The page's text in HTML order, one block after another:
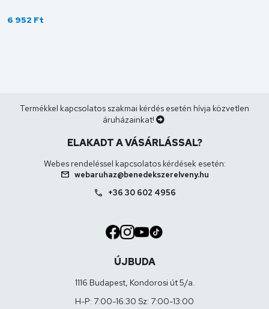
6 952 Ft
Termékkel kapcsolatos szakmai kérdés esetén hívja közvetlen
áruházainkat!
ELAKADT A VÁSÁRLÁSSAL?
Webes rendeléssel kapcsolatos kérdések esetén:
mail webaruhaz@benedekszerelveny.hu
call +36 30 602 4956
ÚJBUDA
1116 Budapest, Kondorosi út 5/a.
H-P: 7:00-16:30 Sz: 7:00-13:00